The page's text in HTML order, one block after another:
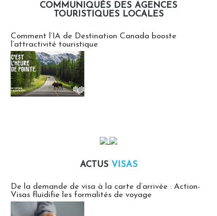
COMMUNIQUÉS DES AGENCES
TOURISTIQUES LOCALES
Comment l’IA de Destination Canada booste
l’attractivité touristique
ACTUS VISAS
De la demande de visa à la carte d’arrivée : Action-
Visas fluidifie les formalités de voyage